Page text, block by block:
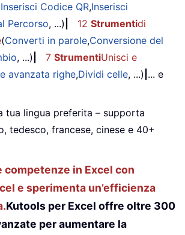
Inserisci Codice QR,Inserisci
Percorso, ...) 12 Strumentidi
(Converti in parole,Conversione del
, ...) 7 StrumentiUnisci e
avanzata righe,Dividi celle, ...) ... e
tua lingua preferita – supporta
tedesco, francese, cinese e 40+
competenze in Excel con
e sperimenta un’efficienza
Kutools per Excel offre oltre 300
per aumentare la